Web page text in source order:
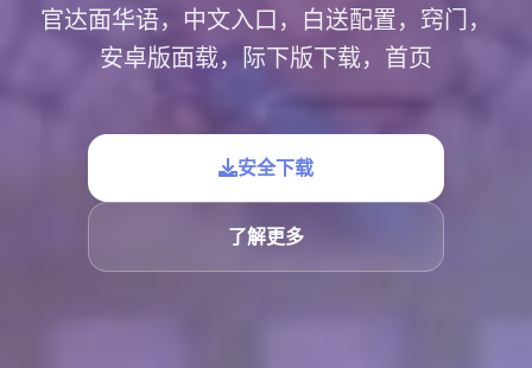
官达面华语，中文入口，白送配置，窍门，
安卓版面载，际下版下载，首页
安全下载
了解更多